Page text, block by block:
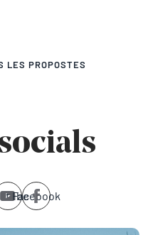
LES PROPOSTES
Facebook